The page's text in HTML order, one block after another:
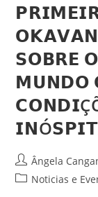
𝗦𝗢𝗕𝗥𝗘
𝗠𝗨𝗡𝗗𝗢
Ângela
Noticias e